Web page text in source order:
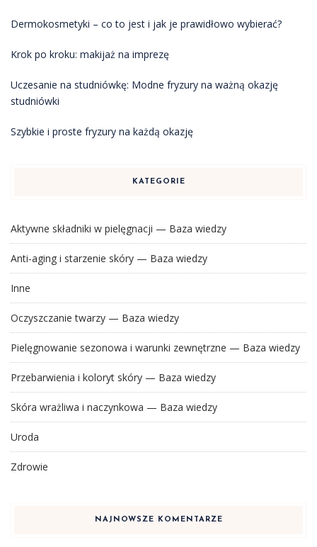
Dermokosmetyki – co to jest i jak je prawidłowo wybierać?
Krok po kroku: makijaż na imprezę
Uczesanie na studniówkę: Modne fryzury na ważną okazję
studniówki
Szybkie i proste fryzury na każdą okazję
KATEGORIE
Aktywne składniki w pielęgnacji — Baza wiedzy
Anti-aging i starzenie skóry — Baza wiedzy
Inne
Oczyszczanie twarzy — Baza wiedzy
Pielęgnowanie sezonowa i warunki zewnętrzne — Baza wiedzy
Przebarwienia i koloryt skóry — Baza wiedzy
Skóra wrażliwa i naczynkowa — Baza wiedzy
Uroda
Zdrowie
NAJNOWSZE KOMENTARZE